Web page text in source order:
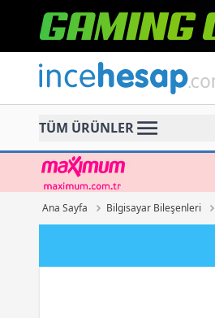
Incehesap
TÜM ÜRÜNLER
Ana Sayfa Bilgisayar Bileşenleri